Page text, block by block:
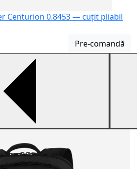
Centurion 0.8453 — cuțit pliabil
Pre-comandă